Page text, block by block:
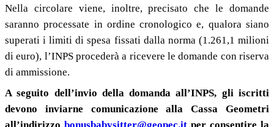
Nella circolare viene, inoltre, precisato che le domande
saranno processate in ordine cronologico e, qualora siano
superati i limiti di spesa fissati dalla norma (1.261,1 milioni
di euro), l’INPS procederà a ricevere le domande con riserva
di ammissione.
A seguito dell’invio della domanda all’INPS, gli iscritti
devono inviarne comunicazione alla Cassa Geometri
all’indirizzo bonusbabysitter@geopec.it per consentire la